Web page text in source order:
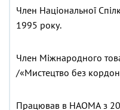
Член Національної
1995 року.
Член Міжнародного
/«Мистецтво без
Працював в НАОМА з